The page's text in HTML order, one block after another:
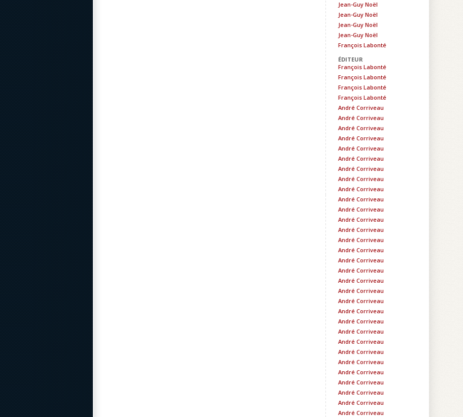
Jean-Guy Noël
Jean-Guy Noël
Jean-Guy Noël
Jean-Guy Noël
François Labonté
ÉDITEUR
François Labonté
François Labonté
François Labonté
François Labonté
André Corriveau
André Corriveau
André Corriveau
André Corriveau
André Corriveau
André Corriveau
André Corriveau
André Corriveau
André Corriveau
André Corriveau
André Corriveau
André Corriveau
André Corriveau
André Corriveau
André Corriveau
André Corriveau
André Corriveau
André Corriveau
André Corriveau
André Corriveau
André Corriveau
André Corriveau
André Corriveau
André Corriveau
André Corriveau
André Corriveau
André Corriveau
André Corriveau
André Corriveau
André Corriveau
André Corriveau